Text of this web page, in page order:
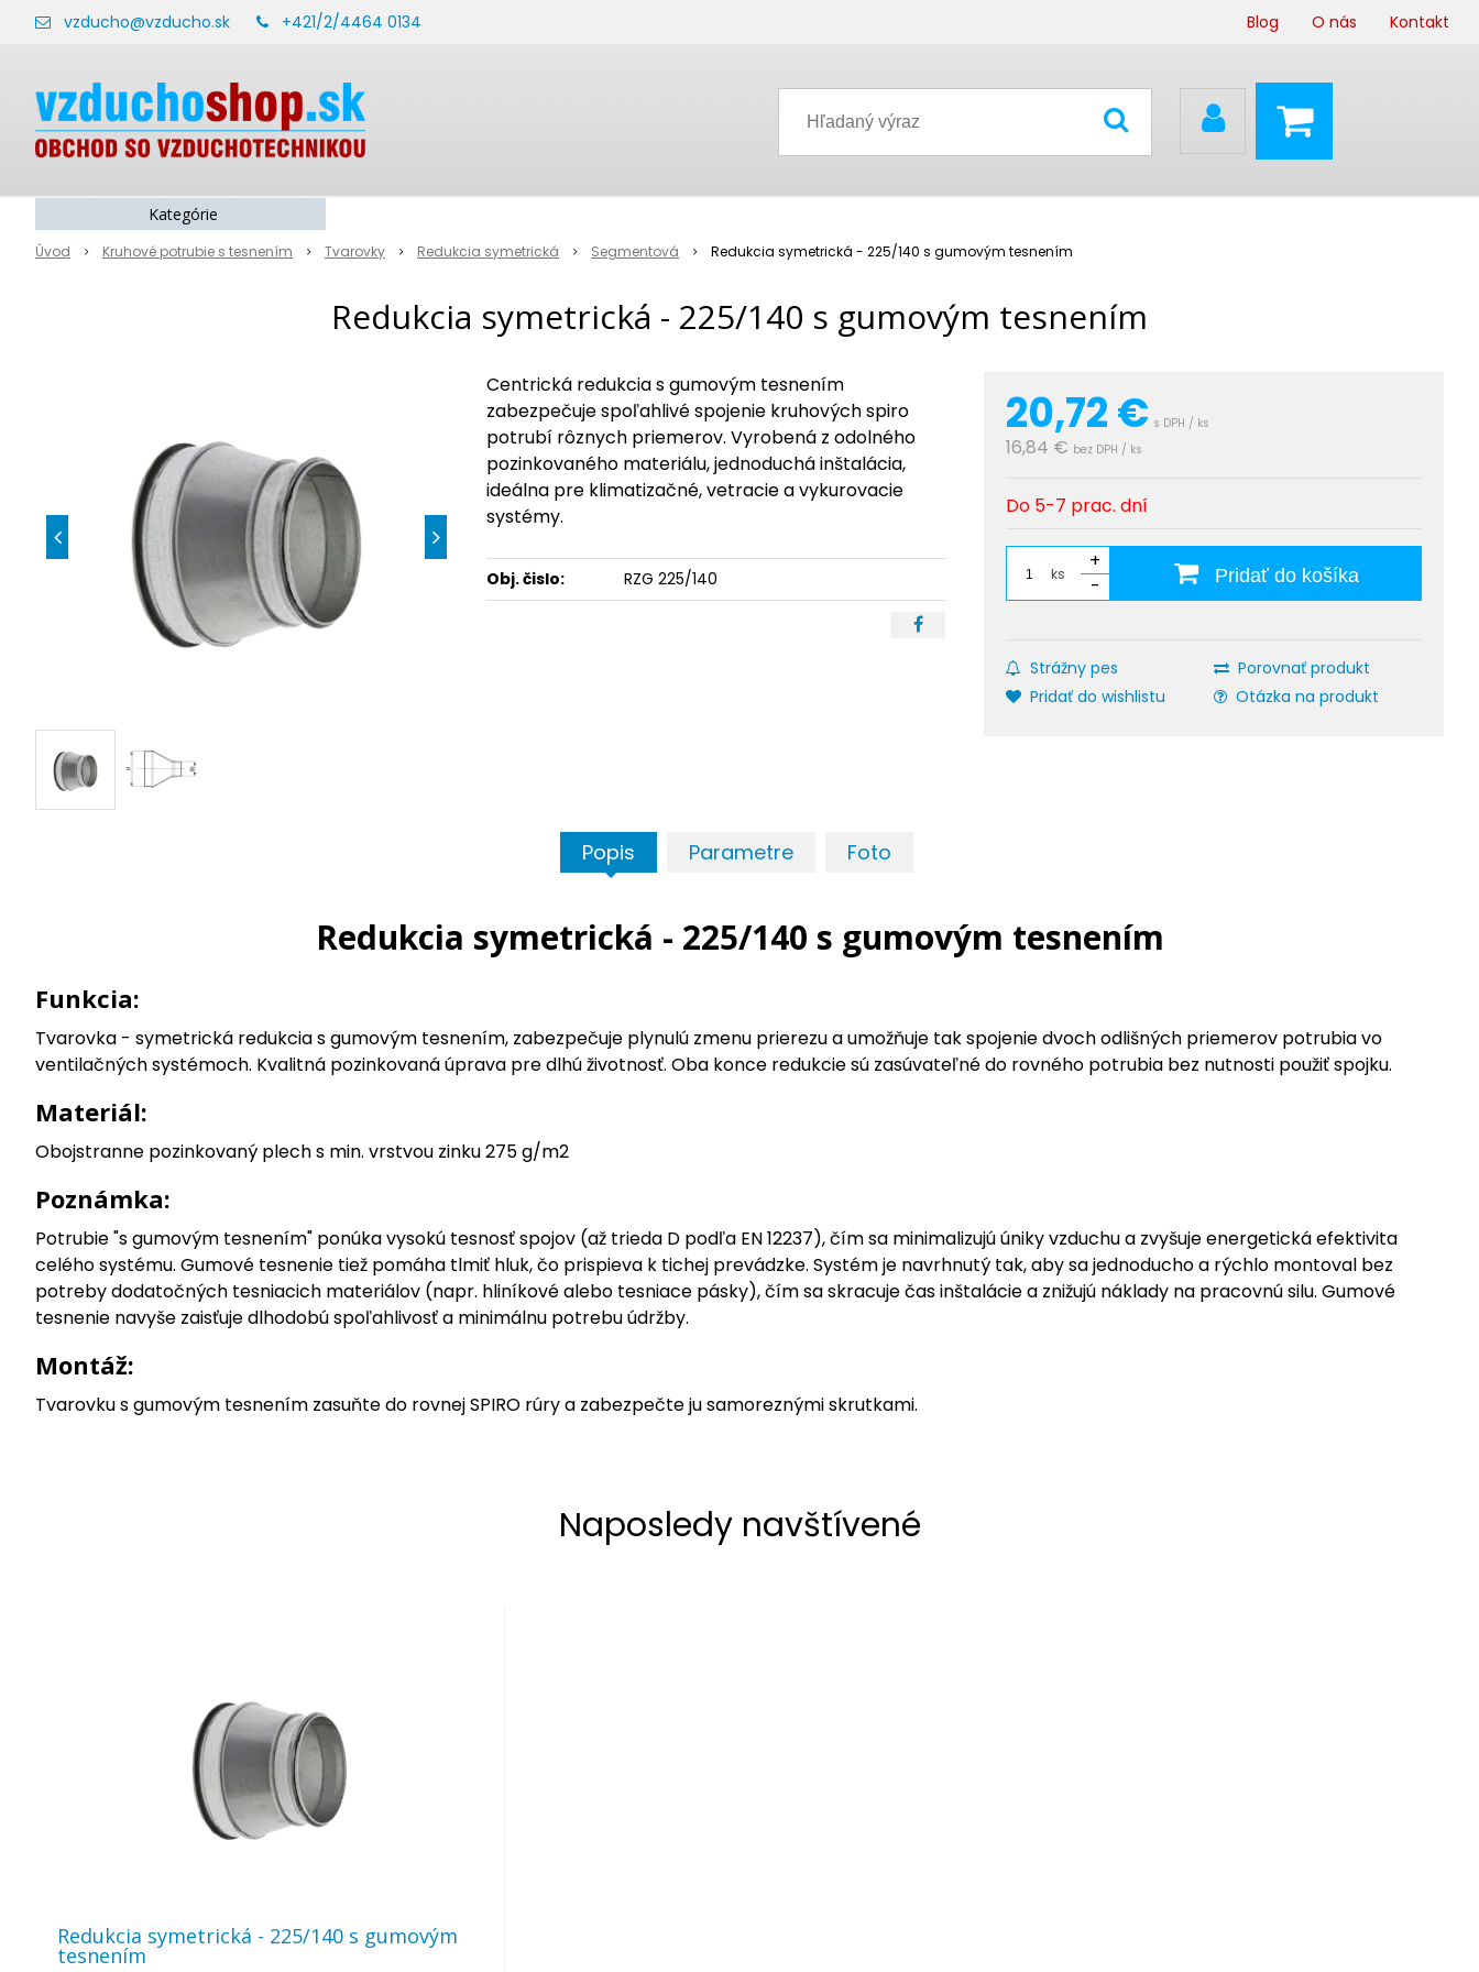
vzducho@vzducho.sk +421/2/4464 0134 Blog O nás Kontakt
Úvod Kruhové potrubie s tesnením Tvarovky Redukcia symetrická Segmentová Redukcia symetrická - 225/140 s gumovým tesnením
Redukcia symetrická - 225/140 s gumovým tesnením
20,72€ s DPH / ks
16,84 € bez DPH / ks
Do 5-7 prac. dní
ks
+
-
Pridať do košíka
Strážny pes
Porovnať produkt
Pridať do wishlistu
Otázka na produkt
Centrická redukcia s gumovým tesnením
zabezpečuje spoľahlivé spojenie kruhových spiro
potrubí rôznych priemerov. Vyrobená z odolného
pozinkovaného materiálu, jednoduchá inštalácia,
ideálna pre klimatizačné, vetracie a vykurovacie
systémy.
Obj. čislo: RZG 225/140
Popis Parametre Foto
Redukcia symetrická - 225/140 s gumovým tesnením
Funkcia:
Tvarovka - symetrická redukcia s gumovým tesnením, zabezpečuje plynulú zmenu prierezu a umožňuje tak spojenie dvoch odlišných priemerov potrubia vo
ventilačných systémoch. Kvalitná pozinkovaná úprava pre dlhú životnosť. Oba konce redukcie sú zasúvateľné do rovného potrubia bez nutnosti použiť spojku.
Materiál:
Obojstranne pozinkovaný plech s min. vrstvou zinku 275 g/m2
Poznámka:
Potrubie "s gumovým tesnením" ponúka vysokú tesnosť spojov (až trieda D podľa EN 12237), čím sa minimalizujú úniky vzduchu a zvyšuje energetická efektivita
celého systému. Gumové tesnenie tiež pomáha tlmiť hluk, čo prispieva k tichej prevádzke. Systém je navrhnutý tak, aby sa jednoducho a rýchlo montoval bez
potreby dodatočných tesniacich materiálov (napr. hliníkové alebo tesniace pásky), čím sa skracuje čas inštalácie a znižujú náklady na pracovnú silu. Gumové
tesnenie navyše zaisťuje dlhodobú spoľahlivosť a minimálnu potrebu údržby.
Montáž:
Tvarovku s gumovým tesnením zasuňte do rovnej SPIRO rúry a zabezpečte ju samoreznými skrutkami.
Naposledy navštívené
Redukcia symetrická - 225/140 s gumovým
tesnením
Kategórie